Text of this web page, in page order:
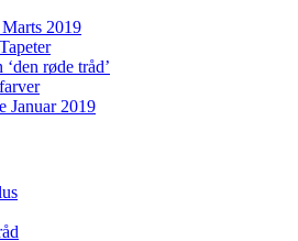
2019
røde tråd’
Januar 2019